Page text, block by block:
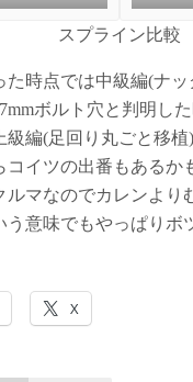
スプライン比較
た時点では中級編(ナ
ボルト穴と判明し
級編(足回り丸ごと移
コイツの出番もあるか
ルマなのでカレンより
う意味でもやっぱりボ
X